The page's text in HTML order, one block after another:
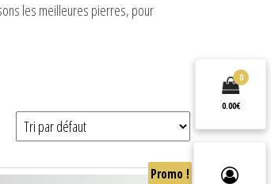
les meilleures pierres, pour
Promo !
0
0.00€